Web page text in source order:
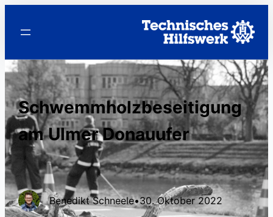
Schwemmholzbeseitigung
am Ulmer Donauufer
Benedikt Schneele•30. Oktober 2022